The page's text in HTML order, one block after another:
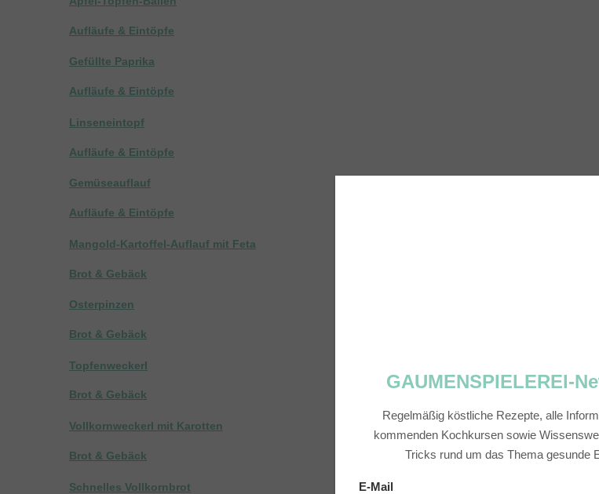
Aufläufe & Eintöpfe
Gefüllte Paprika
Aufläufe & Eintöpfe
Linseneintopf
Aufläufe & Eintöpfe
Gemüseauflauf
Aufläufe & Eintöpfe
Mangold-Kartoffel-Auflauf mit Feta
Brot & Gebäck
Osterpinzen
Brot & Gebäck
Topfenweckerl
Brot & Gebäck
Vollkornweckerl mit Karotten
Brot & Gebäck
Schnelles Vollkornbrot